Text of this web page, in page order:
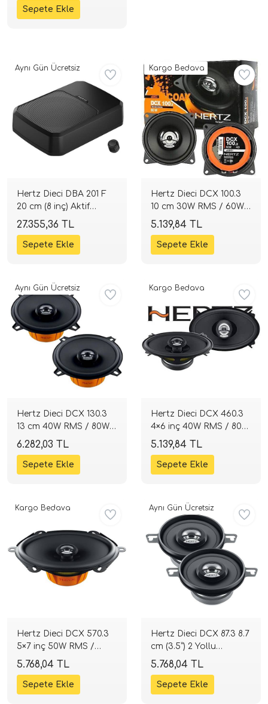
Modelleri
Setleri)
Arac Baslari)
Performans)
Hertz Dieci DBA 201 F
20 cm (8 inç) Aktif
Subwoofer | 440W -
220W RMS | SPLHIFI
27.355,36 TL
Aynı Gün Ücretsiz
Hertz Dieci DCX 100.3
10 cm 30W RMS / 60W
Max Koaksiyel
Hoparlör | SPLHIFI
5.139,84 TL
Kargo Bedava
Hertz Dieci DCX 130.3
13 cm 40W RMS / 80W
Max Koaksiyel
Hoparlör | SPLHIFI
6.282,03 TL
Aynı Gün Ücretsiz
Hertz Dieci DCX 460.3
4×6 inç 40W RMS / 80W
Max Koaksiyel
Hoparlör | SPLHIFI
5.139,84 TL
Kargo Bedava
Hertz Dieci DCX 570.3
5×7 inç 50W RMS /
100W Max Koaksiyel
Hoparlör | SPLHIFI
5.768,04 TL
Kargo Bedava
Hertz Dieci DCX 87.3 8.7
cm (3.5”) 2 Yollu
Koaksiyel | 30 W RMS /
60 W Peak | 4 Ohm |
SPLHIFI
5.768,04 TL
Aynı Gün Ücretsiz